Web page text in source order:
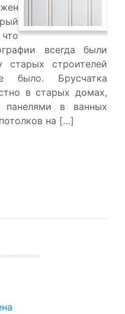
всегда были
строителей
Брусчатка
в старых домах,
в ванных
на […]